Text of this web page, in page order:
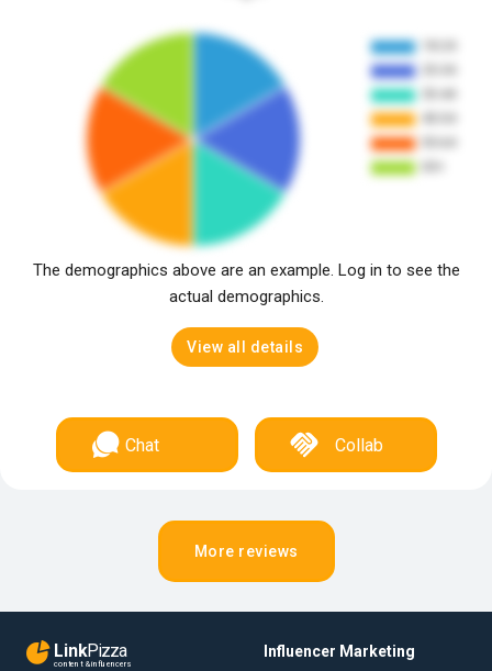
The demographics above are an example. Log in to see the
actual demographics.
View all details
Chat Collab
More reviews
LinkPizza
content & influencers
Influencer Marketing